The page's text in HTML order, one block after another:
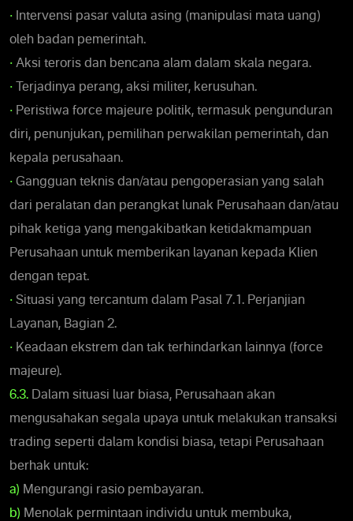
• Intervensi pasar valuta asing (manipulasi mata uang)
oleh badan pemerintah.
• Aksi teroris dan bencana alam dalam skala negara.
• Terjadinya perang, aksi militer, kerusuhan.
• Peristiwa force majeure politik, termasuk pengunduran
diri, penunjukan, pemilihan perwakilan pemerintah, dan
kepala perusahaan.
• Gangguan teknis dan/atau pengoperasian yang salah
dari peralatan dan perangkat lunak Perusahaan dan/atau
pihak ketiga yang mengakibatkan ketidakmampuan
Perusahaan untuk memberikan layanan kepada Klien
dengan tepat.
• Situasi yang tercantum dalam Pasal 7.1. Perjanjian
Layanan, Bagian 2.
• Keadaan ekstrem dan tak terhindarkan lainnya (force
majeure).
6.3. Dalam situasi luar biasa, Perusahaan akan
mengusahakan segala upaya untuk melakukan transaksi
trading seperti dalam kondisi biasa, tetapi Perusahaan
berhak untuk:
a) Mengurangi rasio pembayaran.
b) Menolak permintaan individu untuk membuka,